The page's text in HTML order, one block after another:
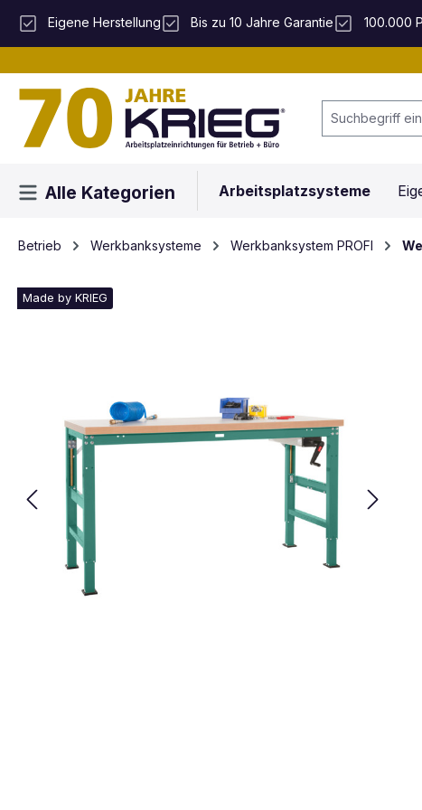
Hauptinhalt springen
Zur Suche springen
Zur Hauptnavigation springen
Eigene Herstellung Bis zu 10 Jahre Garantie 100.000
Alle Kategorien Arbeitsplatzsysteme
Betrieb Werkbanksysteme Werkbanksystem PROFI
Made by KRIEG